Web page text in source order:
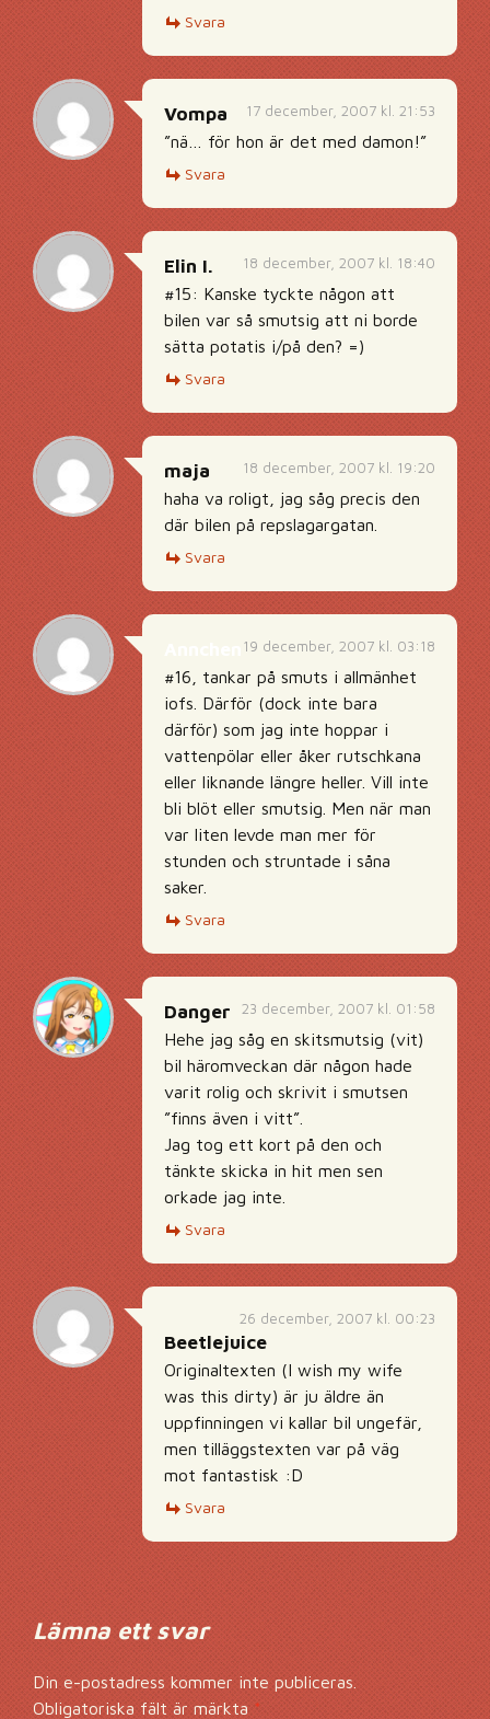
Svara
17 december, 2007 kl. 21:53
Vompa
”nä… för hon är det med damon!”
Svara
18 december, 2007 kl. 18:40
Elin I.
#15: Kanske tyckte någon att
bilen var så smutsig att ni borde
sätta potatis i/på den? =)
Svara
18 december, 2007 kl. 19:20
maja
haha va roligt, jag såg precis den
där bilen på repslagargatan.
Svara
19 december, 2007 kl. 03:18
#16, tankar på smuts i allmänhet
iofs. Därför (dock inte bara
därför) som jag inte hoppar i
vattenpölar eller åker rutschkana
eller liknande längre heller. Vill inte
bli blöt eller smutsig. Men när man
var liten levde man mer för
stunden och struntade i såna
saker.
Svara
23 december, 2007 kl. 01:58
Danger
Hehe jag såg en skitsmutsig (vit)
bil häromveckan där någon hade
varit rolig och skrivit i smutsen
”finns även i vitt”.
Jag tog ett kort på den och
tänkte skicka in hit men sen
orkade jag inte.
Svara
26 december, 2007 kl. 00:23
Beetlejuice
Originaltexten (I wish my wife
was this dirty) är ju äldre än
uppfinningen vi kallar bil ungefär,
men tilläggstexten var på väg
mot fantastisk :D
Svara
Lämna ett svar
Din e-postadress kommer inte publiceras.
Obligatoriska fält är märkta*